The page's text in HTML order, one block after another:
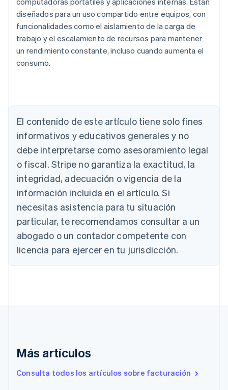
diseñados para un uso compartido entre equipos, con
funcionalidades como el aislamiento de la carga de
trabajo y el escalamiento de recursos para mantener
un rendimiento constante, incluso cuando aumenta el
consumo.
El contenido de este artículo tiene solo fines
informativos y educativos generales y no
debe interpretarse como asesoramiento legal
o fiscal. Stripe no garantiza la exactitud, la
integridad, adecuación o vigencia de la
información incluida en el artículo. Si
necesitas asistencia para tu situación
particular, te recomendamos consultar a un
abogado o un contador competente con
licencia para ejercer en tu jurisdicción.
Más artículos
Consulta todos los artículos sobre facturación
Australia
Austria
DeutschEnglish
Bélgica
Nederlands Français Deutsch English
Brasil
Português English
Bulgaria
English
Canadá
English Français
China continental
简体中文 English
Chipre
Croacia
Eslovenia
España